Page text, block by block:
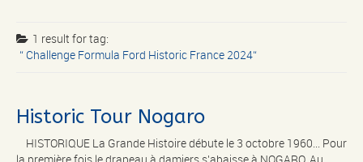
1 result fortag:
Challenge Formula Ford Historic France 2024
Historic Tour Nogaro
HISTORIQUE La Grande Histoire débute le 3 octobre 1960... Pour
la première fois le drapeau à damiers s'abaisse à NOGARO. Au